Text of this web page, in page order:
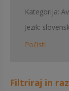
Kategorija
Jezik
Počisti
Filtriraj in